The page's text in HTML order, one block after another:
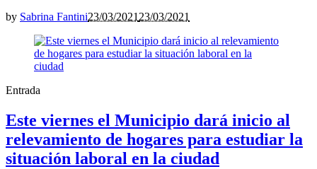
by Sabrina Fantini23/03/2021 23/03/2021
Entrada
Este viernes el Municipio dará inicio al
relevamiento de hogares para estudiar la
situación laboral en la ciudad